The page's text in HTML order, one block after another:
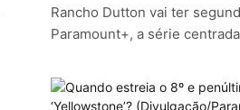
Rancho Dutton vai ter
Paramount+, a série